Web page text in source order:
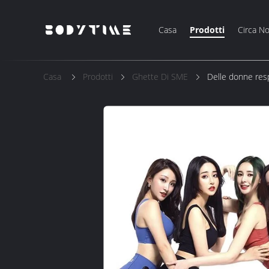
Casa Prodotti Circa
Casa Prodotti Ghette Di SME Delle donne